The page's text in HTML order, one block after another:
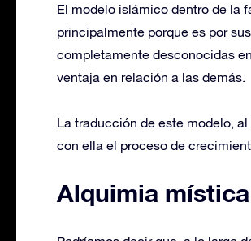
El modelo islámico dentro de la
principalmente porque es por
completamente desconocidas
ventaja en relación a las demás.
La traducción de este modelo,
con ella el proceso de
Alquimia mística